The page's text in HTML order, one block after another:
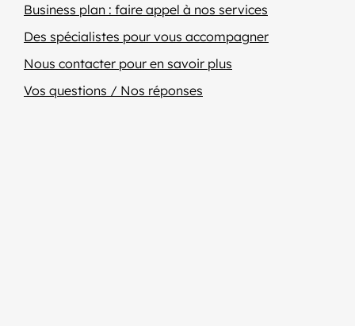
Business plan : faire appel à nos services
Des spécialistes pour vous accompagner
Nous contacter pour en savoir plus
Vos questions / Nos réponses